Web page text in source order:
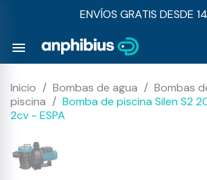
ENVÍOS GRATIS DESDE
menu
Inicio Bombas de agua
Bombas
piscina
Bomba de piscina Silen S2
2cv - ESPA